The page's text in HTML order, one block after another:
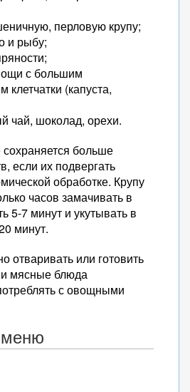
перловую крупу;
и рыбу;
с большим
клетчатки (капуста,
чай, шоколад, орехи.
больше
если их подвергать
обработке. Крупу
часов замачивать в
5-7 минут и укутывать в
минут.
отваривать или готовить
мясные блюда
с овощными